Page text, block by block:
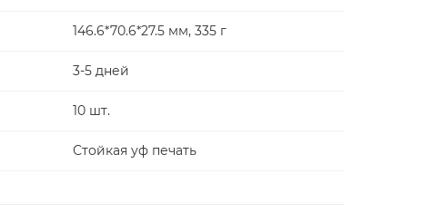
146.6*70.6*27.5 мм, 335 г
3-5 дней
10 шт.
Стойкая уф печать